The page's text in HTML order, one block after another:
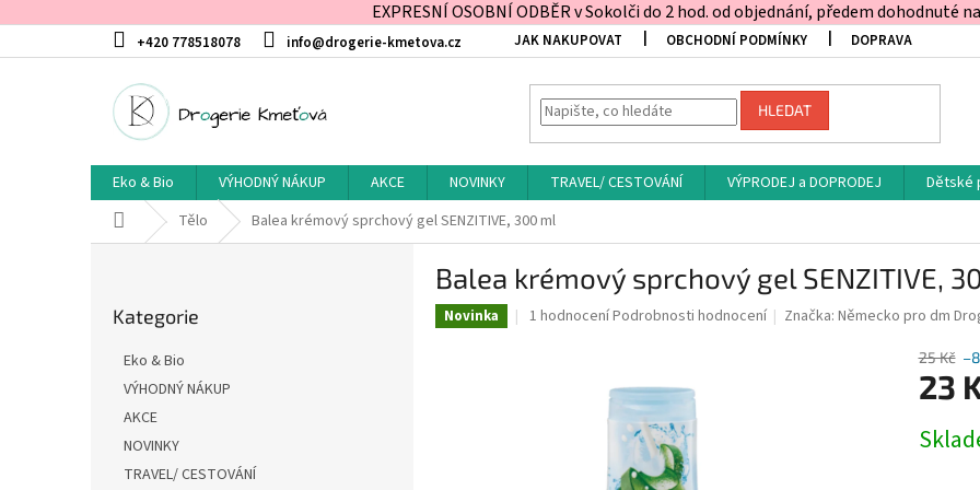
EXPRESNÍ OSOBNÍ ODBĚR v Sokolči do 2 hod. od objednání, předem dohodnuté
na
+420 778518078 info@drogerie-kmetova.cz JAK NAKUPOVAT OBCHODNÍ PODMÍNKY DOPRAVA
HLEDAT
Eko & Bio VÝHODNÝ NÁKUP AKCE NOVINKY TRAVEL/ CESTOVÁNÍ VÝPRODEJ a DOPRODEJ Dětské
Domů Tělo Balea krémový sprchový gel SENZITIVE, 300 ml
kategorie
Kategorie
Eko & Bio
VÝHODNÝ NÁKUP
AKCE
NOVINKY
TRAVEL/ CESTOVÁNÍ
Balea krémový sprchový gel SENZITIVE,
Novinka
Průměrné
1 hodnoceníPodrobnosti hodnocení Značka:Německo pro dm
25 Kč
23
cena: